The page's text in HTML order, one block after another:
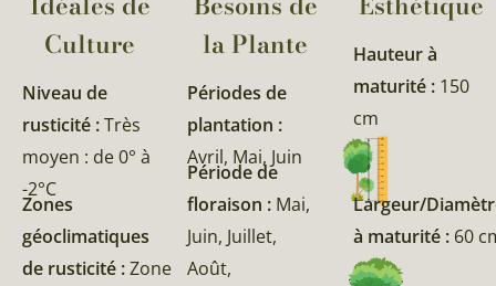
Culture
Niveau de
rusticité :Très
moyen : de 0° à
-2°C
Zones
géoclimatiques
de rusticité :Zone
la Plante​
Périodes de
plantation :
Avril, Mai, Juin
Période de
floraison : Mai,
Juin, Juillet,
Août,
Hauteur à
maturité : 150
cm
Largeur/
à maturité : 60